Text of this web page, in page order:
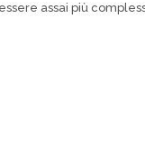
assai più